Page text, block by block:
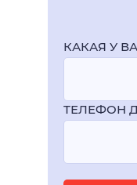
КАКАЯ У
ТЕЛЕФОН